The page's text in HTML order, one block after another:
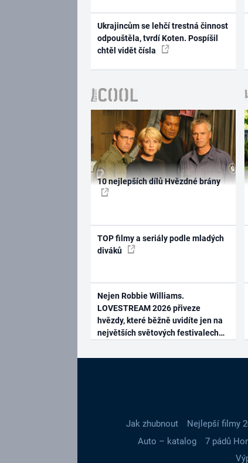
Ukrajincům se lehčí trestná činnost
odpouštěla, tvrdí Koten. Pospíšil
chtěl vidět čísla
10 nejlepších dílů Hvězdné brány
TOP filmy a seriály podle mladých
diváků
Nejen Robbie Williams.
LOVESTREAM 2026 přiveze
hvězdy, které běžně uvidíte jen na
největších světových festivalech
Jak zhubnout Nejlepší filmy
Auto – katalog
7 pádů